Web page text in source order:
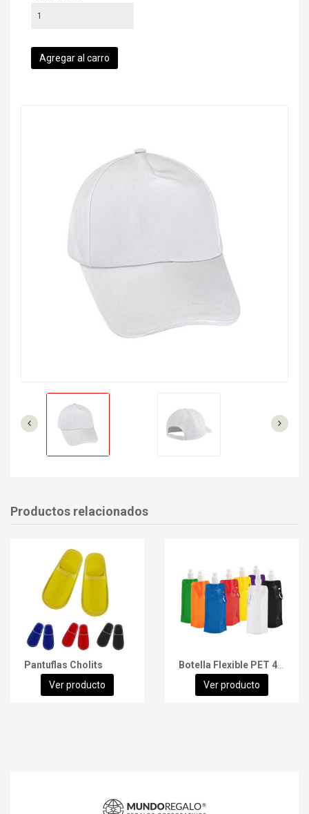
Productos relacionados
Pantuflas Cholits
Ver producto
Ver producto